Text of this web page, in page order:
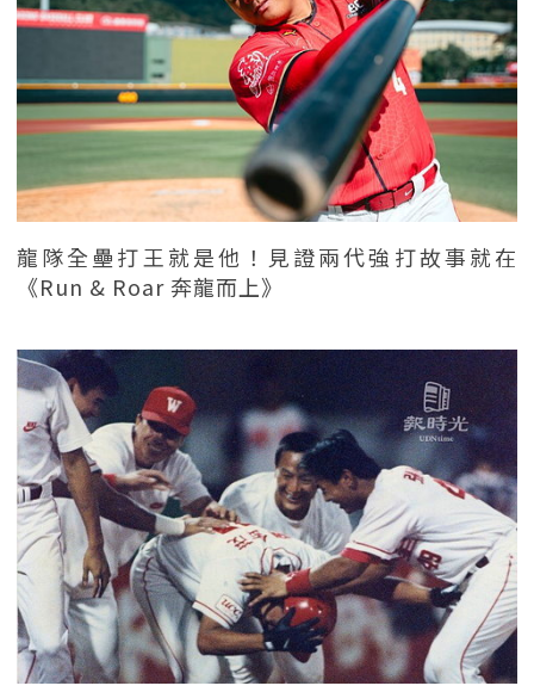
龍隊全壘打王就是他！見證兩代強打故事就在
《Run & Roar 奔龍而上》